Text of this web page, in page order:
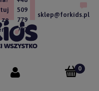
ze
509
779
757
sklep@forkids.pl